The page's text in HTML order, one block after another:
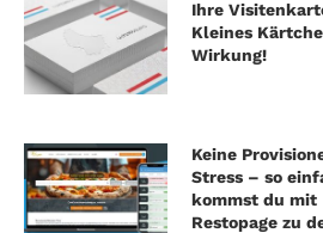
Ihre
Kleines
Wirkung!
Keine
Stress – so
kommst du mit
Restopage zu